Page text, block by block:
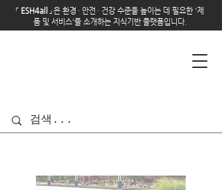
「 ESH4all 」은 환경 · 안전 · 건강 수준을 높이는 데 필요한 '제
품 및 서비스'를 소개하는 지식기반 플랫폼입니다.